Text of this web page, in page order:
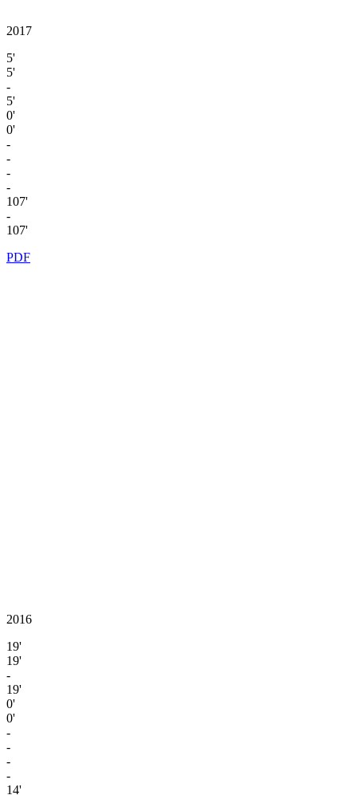
2017
5'
5'
-
5'
0'
0'
-
-
-
-
107'
-
107'
PDF
2016
19'
19'
-
19'
0'
0'
-
-
-
-
14'